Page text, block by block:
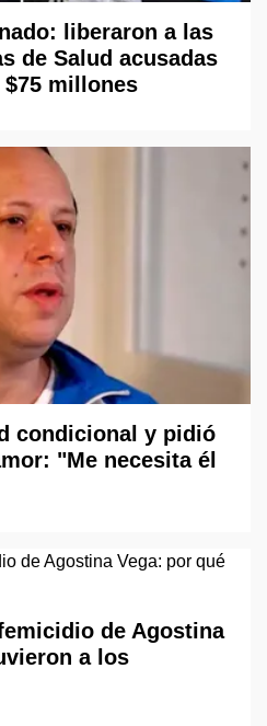
liberaron a las
de Salud acusadas
$75 millones
condicional y pidió
"Me necesita él
de Agostina
a los